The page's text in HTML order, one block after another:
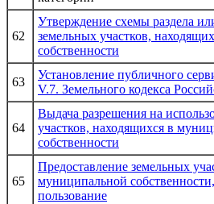
62
Утверждение схемы раздела
земельных участков,
собственности
63
Установление публичного
V.7. Земельного кодекса
64
Выдача разрешения на
участков, находящихся в
собственности
65
Предоставление земельных
муниципальной
пользование